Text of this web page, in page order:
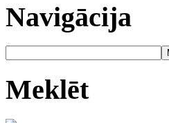
Navigācija
Meklēt